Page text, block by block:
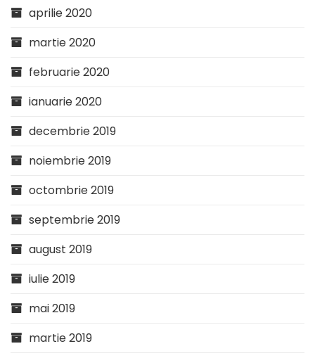
aprilie 2020
martie 2020
februarie 2020
ianuarie 2020
decembrie 2019
noiembrie 2019
octombrie 2019
septembrie 2019
august 2019
iulie 2019
mai 2019
martie 2019